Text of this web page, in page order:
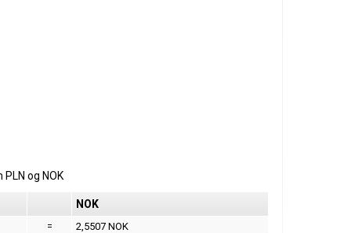
PLN og NOK
NOK
=
2,5507 NOK